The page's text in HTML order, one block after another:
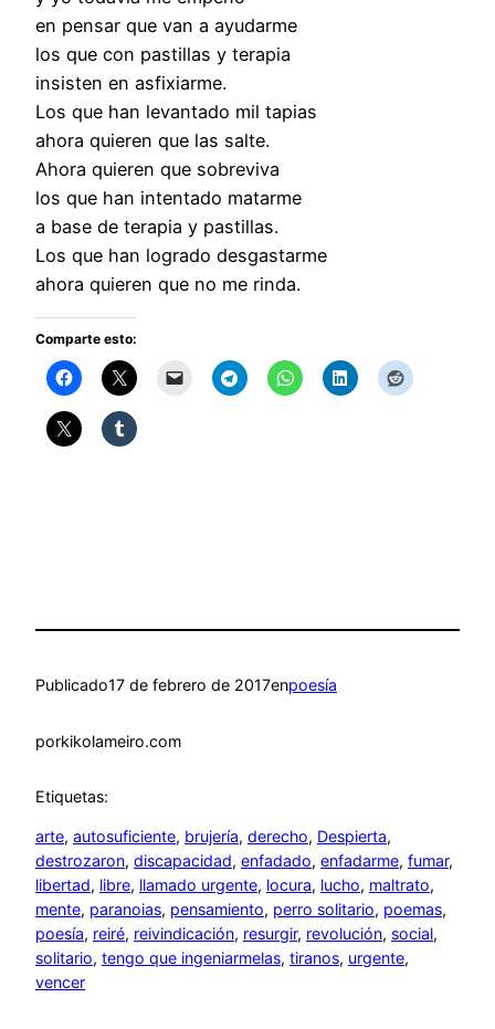
en pensar que van a ayudarme
los que con pastillas y terapia
insisten en asfixiarme.
Los que han levantado mil tapias
ahora quieren que las salte.
Ahora quieren que sobreviva
los que han intentado matarme
a base de terapia y pastillas.
Los que han logrado desgastarme
ahora quieren que no me rinda.
Comparte esto:
Publicado17 de febrero de 2017enpoesía
porkikolameiro.com
Etiquetas:
arte, autosuficiente, brujería, derecho, Despierta
destrozaron, discapacidad, enfadado, enfadarme, fumar
libertad, libre, llamado urgente, locura, lucho, maltrato
mente, paranoias, pensamiento, perro solitario, poemas
poesía, reiré, reivindicación, resurgir, revolución, social
solitario, tengo que ingeniarmelas, tiranos, urgente
vencer